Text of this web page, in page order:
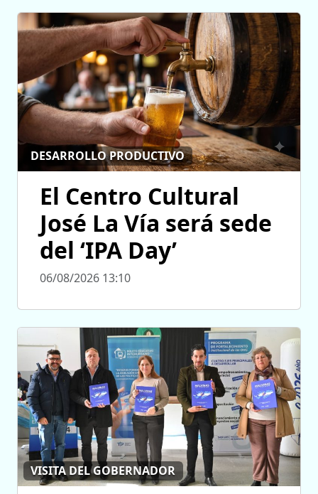
DESARROLLO PRODUCTIVO
El Centro Cultural
José La Vía será sede
del ‘IPA Day’
06/08/2026 13:10
VISITA DEL GOBERNADOR